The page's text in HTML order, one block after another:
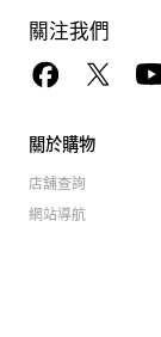
關注我們
關於購物
店舖查詢
網站導航